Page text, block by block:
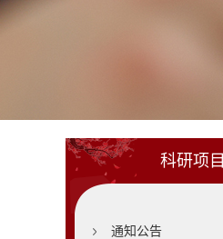
科研项目
通知公告